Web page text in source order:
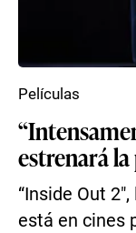
estrenará
“Inside Out
está en cines
Películas